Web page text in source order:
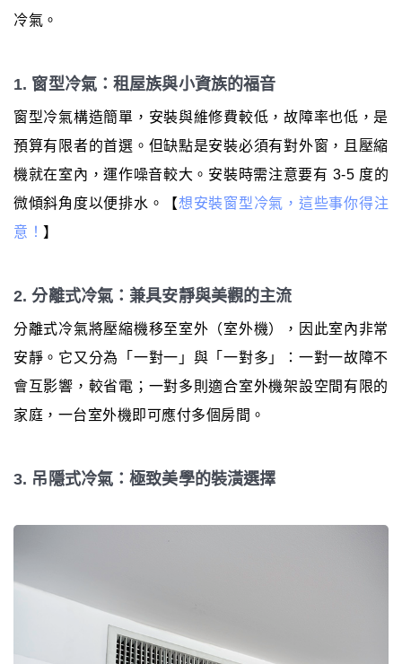
冷氣。
1. 窗型冷氣：租屋族與小資族的福音
窗型冷氣構造簡單，安裝與維修費較低，故障率也低，是
預算有限者的首選。但缺點是安裝必須有對外窗，且壓縮
機就在室內，運作噪音較大。安裝時需注意要有 3-5 度的
微傾斜角度以便排水。【想安裝窗型冷氣，這些事你得注
意！ 】
2. 分離式冷氣：兼具安靜與美觀的主流
分離式冷氣將壓縮機移至室外（室外機），因此室內非常
安靜。它又分為「一對一」與「一對多」：一對一故障不
會互影響，較省電；一對多則適合室外機架設空間有限的
家庭，一台室外機即可應付多個房間。
3. 吊隱式冷氣：極致美學的裝潢選擇